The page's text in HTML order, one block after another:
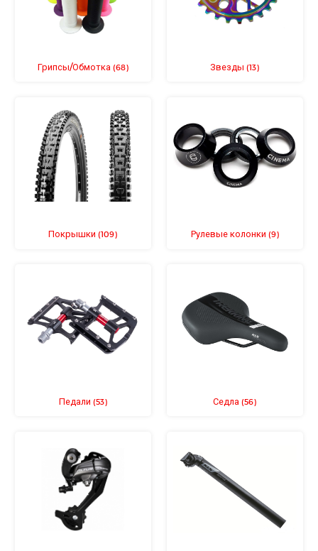
Грипсы/Обмотка (68) Звезды(13)
Покрышки(109) Рулевые колонки (9)
Педали (53) Седла(56)